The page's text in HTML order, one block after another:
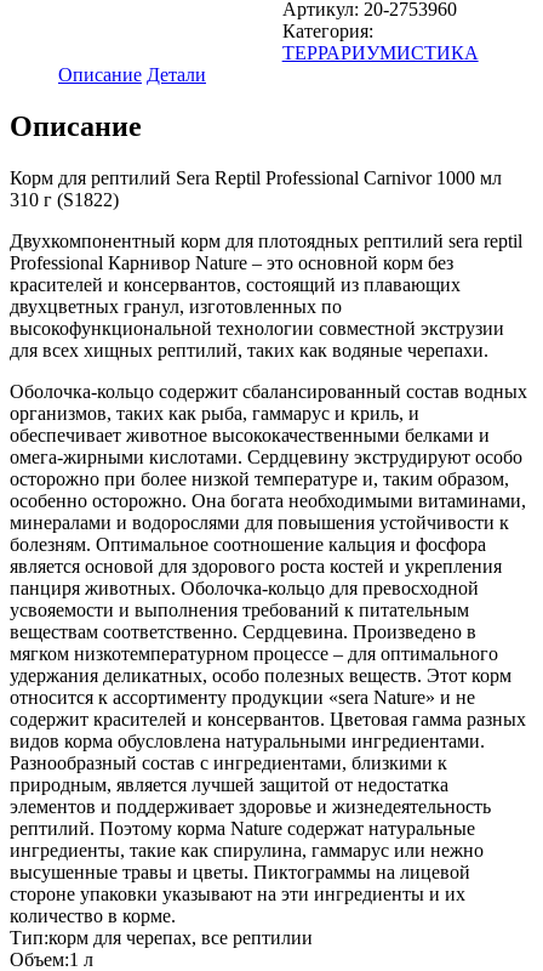
Артикул: 20-2753960
Категория:
ТЕРРАРИУМИСТИКА
Описание Детали
Описание
Корм для рептилий Sera Reptil Professional Carnivor 1000 мл
310 г (S1822)
Двухкомпонентный корм для плотоядных рептилий sera reptil
Professional Карнивор Nature – это основной корм без
красителей и консервантов, состоящий из плавающих
двухцветных гранул, изготовленных по
высокофункциональной технологии совместной экструзии
для всех хищных рептилий, таких как водяные черепахи.
Оболочка-кольцо содержит сбалансированный состав водных
организмов, таких как рыба, гаммарус и криль, и
обеспечивает животное высококачественными белками и
омега-жирными кислотами. Сердцевину экструдируют особо
осторожно при более низкой температуре и, таким образом,
особенно осторожно. Она богата необходимыми витаминами,
минералами и водорослями для повышения устойчивости к
болезням. Оптимальное соотношение кальция и фосфора
является основой для здорового роста костей и укрепления
панциря животных. Оболочка-кольцо для превосходной
усвояемости и выполнения требований к питательным
веществам соответственно. Сердцевина. Произведено в
мягком низкотемпературном процессе – для оптимального
удержания деликатных, особо полезных веществ. Этот корм
относится к ассортименту продукции «sera Nature» и не
содержит красителей и консервантов. Цветовая гамма разных
видов корма обусловлена натуральными ингредиентами.
Разнообразный состав с ингредиентами, близкими к
природным, является лучшей защитой от недостатка
элементов и поддерживает здоровье и жизнедеятельность
рептилий. Поэтому корма Nature содержат натуральные
ингредиенты, такие как спирулина, гаммарус или нежно
высушенные травы и цветы. Пиктограммы на лицевой
стороне упаковки указывают на эти ингредиенты и их
количество в корме.
Тип:корм для черепах, все рептилии
Объем:1 л